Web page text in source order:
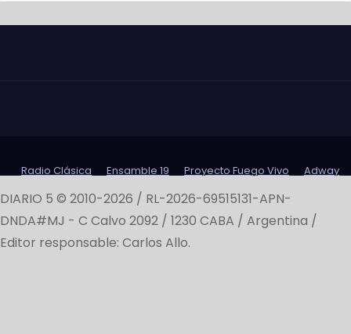
Radio Clásica Ensamble 19 Proyecto Fuego Vivo Adway
DIARIO 5 © 2010-2026 / RL-2026-69515131-APN-
DNDA#MJ - C Calvo 2092 / 1230 CABA / Argentina /
Editor responsable: Carlos Allo.